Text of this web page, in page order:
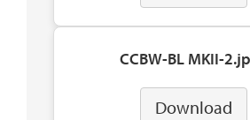
CCBW-BL MKII-
Download